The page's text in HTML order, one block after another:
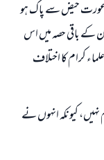
عورت حيض سے پاك ہو
كے باقى حصہ ميں اس
كرام كا اختلاف
كيونكہ انہوں نے